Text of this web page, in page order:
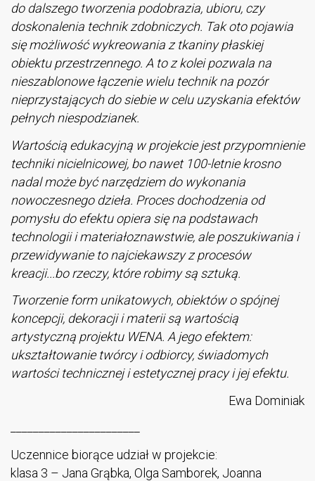
do dalszego tworzenia podobrazia, ubioru, czy
doskonalenia technik zdobniczych. Tak oto pojawia
się możliwość wykreowania z tkaniny płaskiej
obiektu przestrzennego. A to z kolei pozwala na
nieszablonowe łączenie wielu technik na pozór
nieprzystających do siebie w celu uzyskania efektów
pełnych niespodzianek.
Wartością edukacyjną w projekcie jest przypomnienie
techniki nicielnicowej, bo nawet 100-letnie krosno
nadal może być narzędziem do wykonania
nowoczesnego dzieła. Proces dochodzenia od
pomysłu do efektu opiera się na podstawach
technologii i materiałoznawstwie, ale poszukiwania i
przewidywanie to najciekawszy z procesów
kreacji...bo rzeczy, które robimy są sztuką.
Tworzenie form unikatowych, obiektów o spójnej
koncepcji, dekoracji i materii są wartością
artystyczną projektu WENA. A jego efektem:
ukształtowanie twórcy i odbiorcy, świadomych
wartości technicznej i estetycznej pracy i jej efektu.
Ewa Dominiak
Uczennice biorące udział w projekcie:
klasa 3 – Jana Grąbka, Olga Samborek, Joanna